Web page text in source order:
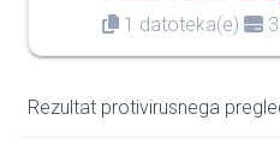
1 datoteka(e)
Rezultat protivirusnega